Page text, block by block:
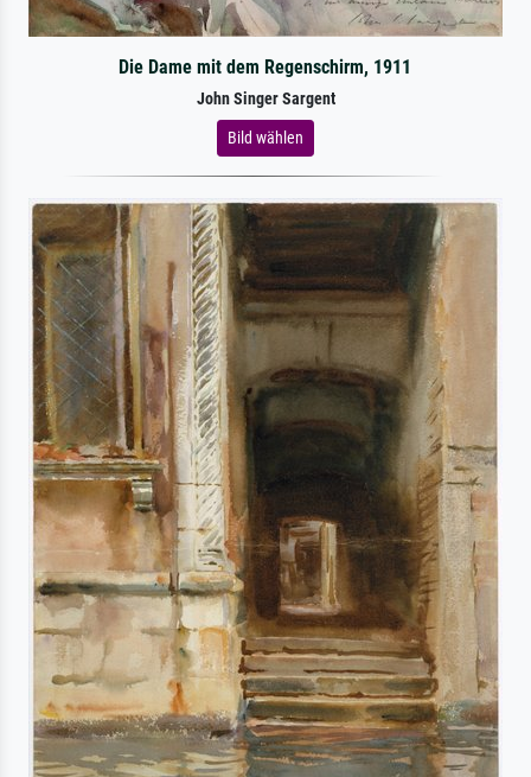
Die Dame mit dem Regenschirm, 1911
John Singer Sargent
Bild wählen